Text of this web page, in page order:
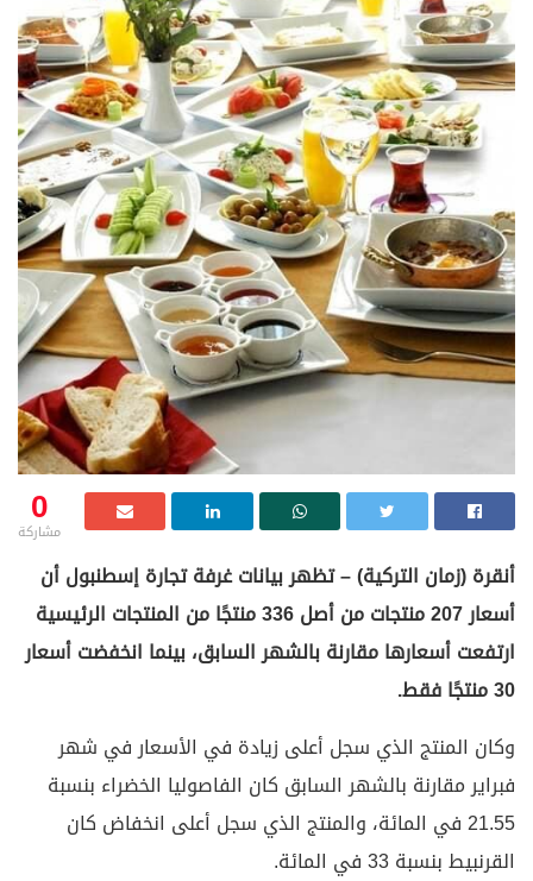
0
مشاركة
أنقرة (زمان التركية) – تظهر بيانات غرفة تجارة إسطنبول أن
أسعار 207 منتجات من أصل 336 منتجًا من المنتجات الرئيسية
ارتفعت أسعارها مقارنة بالشهر السابق، بينما انخفضت أسعار
30 منتجًا فقط.
وكان المنتج الذي سجل أعلى زيادة في الأسعار في شهر
فبراير مقارنة بالشهر السابق كان الفاصوليا الخضراء بنسبة
21.55 في المائة، والمنتج الذي سجل أعلى انخفاض كان
القرنبيط بنسبة 33 في المائة.